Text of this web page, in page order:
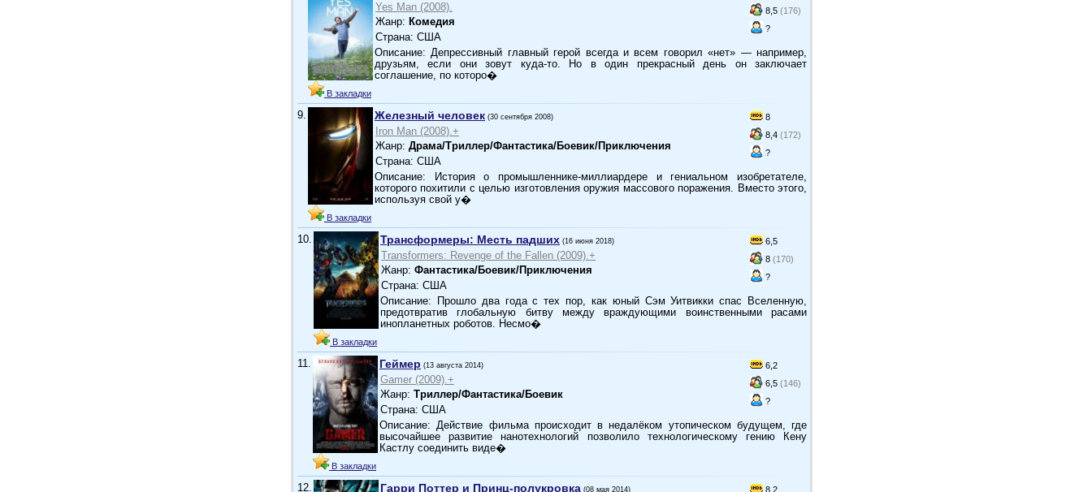
В закладки
8,5 (176)
?
Yes Man (2008).
Жанр: Комедия
Страна: США
Описание: Депрессивный главный герой всегда и всем говорил «нет» — например,
друзьям, если они зовут куда-то. Но в один прекрасный день он заключает
соглашение, по которо�
9.
В закладки
8
8,4 (172)
?
Железный человек (30 сентября 2008)
Iron Man (2008).+
Жанр: Драма/Триллер/Фантастика/Боевик/Приключения
Страна: США
Описание: История о промышленнике-миллиардере и гениальном изобретателе,
которого похитили с целью изготовления оружия массового поражения. Вместо этого,
используя свой у�
10.
В закладки
6,5
8 (170)
?
Трансформеры: Месть падших (16 июня 2018)
Transformers: Revenge of the Fallen (2009).+
Жанр: Фантастика/Боевик/Приключения
Страна: США
Описание: Прошло два года с тех пор, как юный Сэм Уитвикки спас Вселенную,
предотвратив глобальную битву между враждующими воинственными расами
инопланетных роботов. Несмо�
11.
В закладки
6,2
6,5 (146)
?
Геймер (13 августа 2014)
Gamer (2009).+
Жанр: Триллер/Фантастика/Боевик
Страна: США
Описание: Действие фильма происходит в недалёком утопическом будущем, где
высочайшее развитие нанотехнологий позволило технологическому гению Кену
Кастлу соединить виде�
12.
8,2
Гарри Поттер и Принц-полукровка (08 мая 2014)